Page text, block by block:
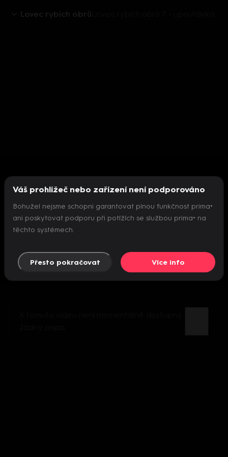
Lovec rybích obrů
Nepodařilo se inicializovat přehrávač
Váš prohlížeč nebo zařízení není podporováno
Bohužel nejsme schopni garantovat plnou funkčnost prima+
ani poskytovat podporu při potížích se službou prima+ na
těchto systémech.
Přesto pokračovat Více info